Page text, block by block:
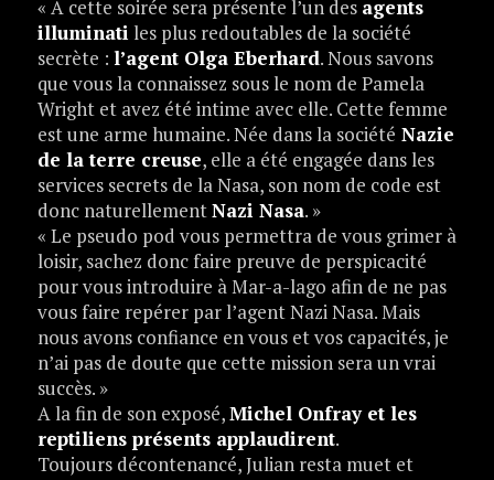
« A cette soirée sera présente l’un des agents
illuminati les plus redoutables de la société
secrète : l’agent Olga Eberhard. Nous savons
que vous la connaissez sous le nom de Pamela
Wright et avez été intime avec elle. Cette femme
est une arme humaine. Née dans la société Nazie
de la terre creuse, elle a été engagée dans les
services secrets de la Nasa, son nom de code est
donc naturellementNazi Nasa. »
« Le pseudo pod vous permettra de vous grimer à
loisir, sachez donc faire preuve de perspicacité
pour vous introduire à Mar-a-lago afin de ne pas
vous faire repérer par l’agent Nazi Nasa. Mais
nous avons confiance en vous et vos capacités, je
n’ai pas de doute que cette mission sera un vrai
succès. »
A la fin de son exposé,Michel Onfray et les
reptiliens présents applaudirent.
Toujours décontenancé, Julian resta muet et